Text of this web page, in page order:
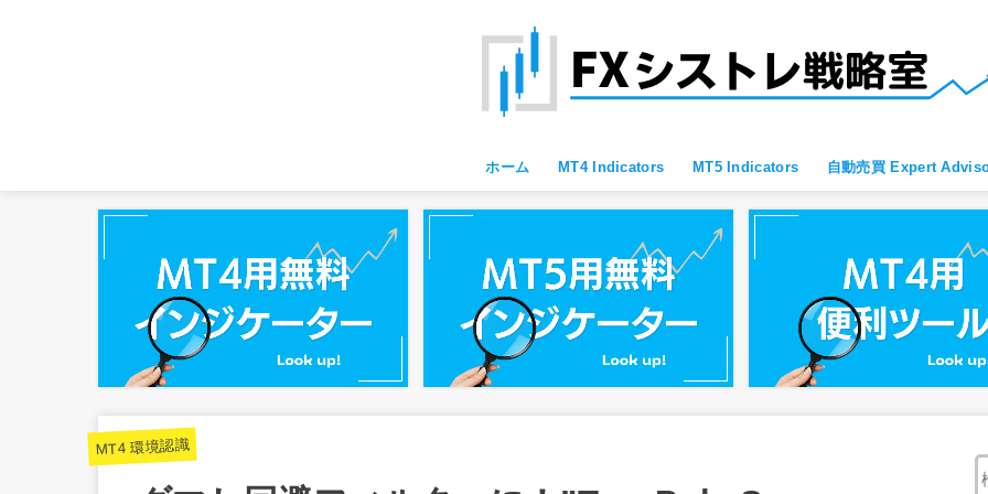
ホーム MT4 Indicators
MT4 すべて
MT4 便利ツール
MT4 Oscillator
MT4 Moving Average
MT4 Fibonacci
MT4 Bollinger Bands
MT4 レジサポ・トレンドライン
MT4 ブレイクアウト向け
MT4 スキャルピング向け
MT4 通貨強弱
MT4 プライスアクション向け
MT5 Indicators 自動売買 Expert
MT4 環境認識